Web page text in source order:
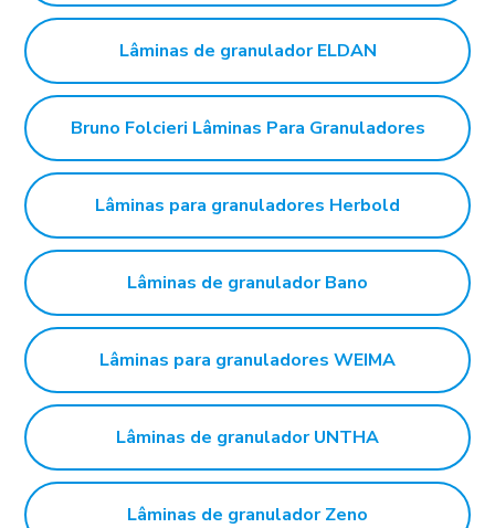
Lâminas de granulador ELDAN
Bruno Folcieri Lâminas Para Granuladores
Lâminas para granuladores Herbold
Lâminas de granulador Bano
Lâminas para granuladores WEIMA
Lâminas de granulador UNTHA
Lâminas de granulador Zeno